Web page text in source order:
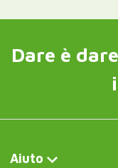
Dare è
Aiuto